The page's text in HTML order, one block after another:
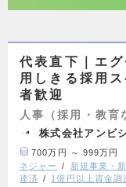
代表直下｜エ
用しきる採用
者歓迎
人事（採用・教育
株式会社アンビ
700万円 ～ 999万円
ネジャー
新規事業・
達済
1億円以上資金調